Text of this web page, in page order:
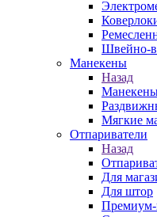
Швейно-
Манекены
Назад
Мягкие
Отпариватели
Назад
Для
Для штор
Премиум-